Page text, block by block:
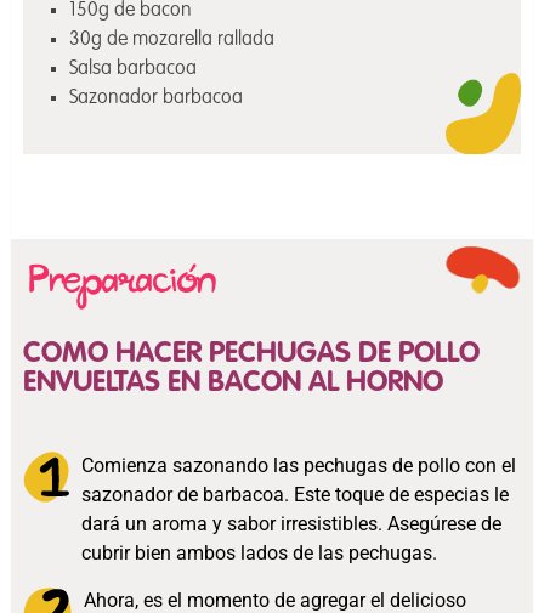
150g de bacon
30g de mozarella rallada
Salsa barbacoa
Sazonador barbacoa
COMO HACER PECHUGAS DE POLLO
ENVUELTAS EN BACON AL HORNO
Comienza sazonando las pechugas de pollo con el
sazonador de barbacoa. Este toque de especias le
dará un aroma y sabor irresistibles. Asegúrese de
cubrir bien ambos lados de las pechugas.
Ahora, es el momento de agregar el delicioso